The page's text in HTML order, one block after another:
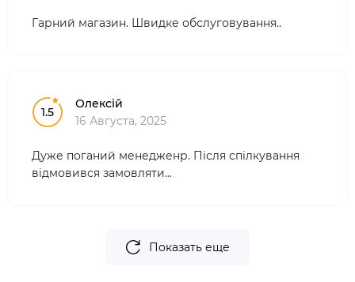
Гарний магазин. Швидке обслуговування..
1.5
Олексій
16 Августа, 2025
Дуже поганий менедженр. Після спілкування
відмовився замовляти...
Показать еще